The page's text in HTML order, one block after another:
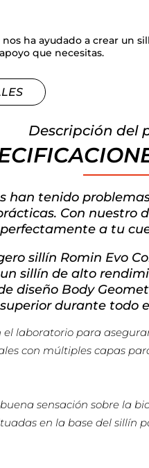
ha ayudado a crear un
que necesitas.
Descripción del
han tenido
Con
a tu
sillín Romin Evo
sillín de alto
diseño Body
durante todo
laboratorio para
con múltiples capas
sensación sobre la
en la base del